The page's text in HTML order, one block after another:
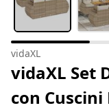
vidaXL
vidaXL Set
con